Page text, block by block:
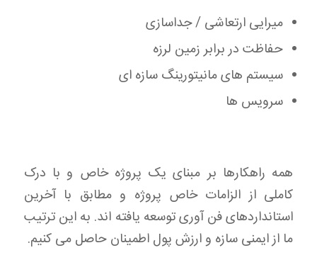
میرایی ارتعاشی / جداسازی
حفاظت در برابر زمین لرزه
سیستم های مانیتورینگ سازه ای
سرویس ها
همه راهکارها بر مبنای یک پروژه خاص و با درک
کاملی از الزامات خاص پروژه و مطابق با آخرین
استانداردهای فن آوری توسعه یافته اند. به این ترتیب
ما از ایمنی سازه و ارزش پول اطمینان حاصل می کنیم.